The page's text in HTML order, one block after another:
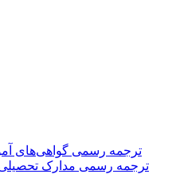
ترجمه رسمی گواهی‌های
ترجمه رسمی مدارک